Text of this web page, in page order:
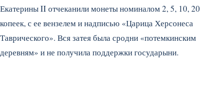
Екатерины II отчеканили монеты номиналом 2, 5, 10, 20
копеек, с ее вензелем и надписью «Царица Херсонеса
Таврического». Вся затея была сродни «потемкинским
деревням» и не получила поддержки государыни.